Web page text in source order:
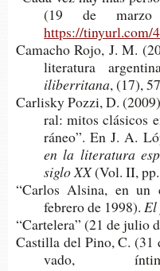
(19 de
https://tinyurl.com/
Cama­cho Rojo, J. M.
lite­ra­tu­ra
iliberritana, (17),
Car­lisky Pozzi, D.
ral: mitos clá­si­cos
rá­neo”. En J. A.
en la lite­ra­tu­ra
siglo XX(Vol. II, pp.
“Car­los Alsi­na, en un
febre­ro de 1998).El
“Car­te­le­ra” (21 de julio
Cas­ti­lla del Pino, C.
va­do,